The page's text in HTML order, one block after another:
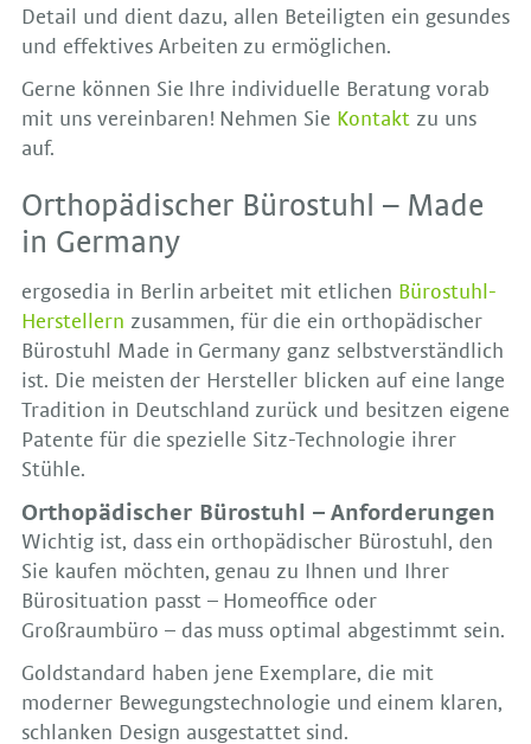
Detail und dient dazu, allen Beteiligten ein gesundes
und effektives Arbeiten zu ermöglichen.
Gerne können Sie Ihre individuelle Beratung vorab
mit uns vereinbaren! Nehmen Sie Kontakt zu uns
auf.
Orthopädischer Bürostuhl – Made
in Germany
ergosedia in Berlin arbeitet mit etlichen Bürostuhl-
Herstellern zusammen, für die ein orthopädischer
Bürostuhl Made in Germany ganz selbstverständlich
ist. Die meisten der Hersteller blicken auf eine lange
Tradition in Deutschland zurück und besitzen eigene
Patente für die spezielle Sitz-Technologie ihrer
Stühle.
Orthopädischer Bürostuhl – Anforderungen
Wichtig ist, dass ein orthopädischer Bürostuhl, den
Sie kaufen möchten, genau zu Ihnen und Ihrer
Bürosituation passt – Homeoffice oder
Großraumbüro – das muss optimal abgestimmt sein.
Goldstandard haben jene Exemplare, die mit
moderner Bewegungstechnologie und einem klaren,
schlanken Design ausgestattet sind.